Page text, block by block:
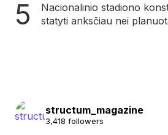
Nacionalinio stadiono
statyti anksčiau nei
structum_magazine
3,418 followers